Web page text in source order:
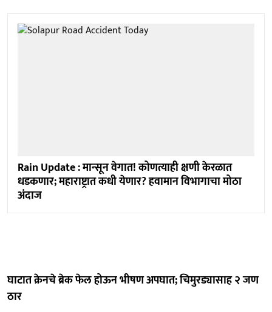
Rain Update : मान्सून वेगात! कोणत्याही क्षणी केरळात
धडकणार; महाराष्ट्रात कधी येणार? हवामान विभागाचा मोठा
अंदाज
घाटात क्रेनचे ब्रेक फेल होऊन भीषण अपघात; चिमुरड्यासाह २ जण
ठार